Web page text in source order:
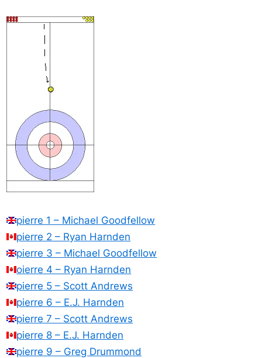
pierre 1 – Michael Goodfellow
pierre 2 – Ryan Harnden
pierre 3 – Michael Goodfellow
oierre 4 – Ryan Harnden
pierre 5 – Scott Andrews
pierre 6 – E.J. Harnden
pierre 7 – Scott Andrews
pierre 8 – E.J. Harnden
pierre 9 – Greg Drummond